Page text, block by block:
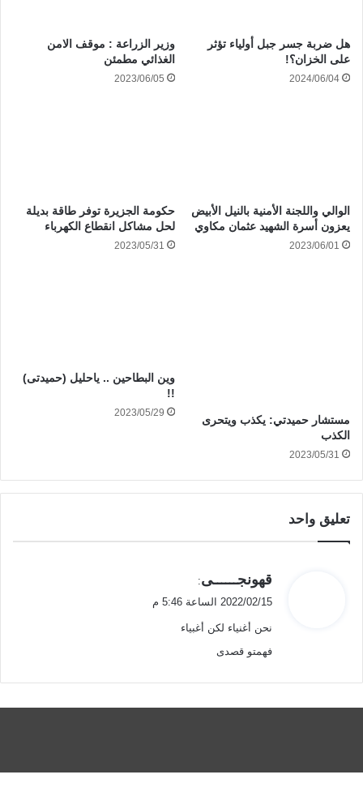
هل ضربة جسر جبل أولياء تؤثر
على الخزان؟!
2024/06/04
وزير الزراعة : موقف الامن
الغذائي مطمئن
2023/06/05
الوالي واللجنة الأمنية بالنيل الأبيض
يعزون أسرة الشهيد عثمان مكاوي
2023/06/01
حكومة الجزيرة توفر طاقة بديلة
لحل مشاكل انقطاع الكهرباء
2023/05/31
مستشار حميدتي: يكذب ويتحرى
الكذب
2023/05/31
وين البطاحين .. ياحليل (حميدتى)
!!
2023/05/29
تعليق واحد
ي
ق
ل
قهونجــــــى:
2022/02/15 الساعة 5:46 م
نحن أغنياء لكن أغبياء
فهمتو قصدى